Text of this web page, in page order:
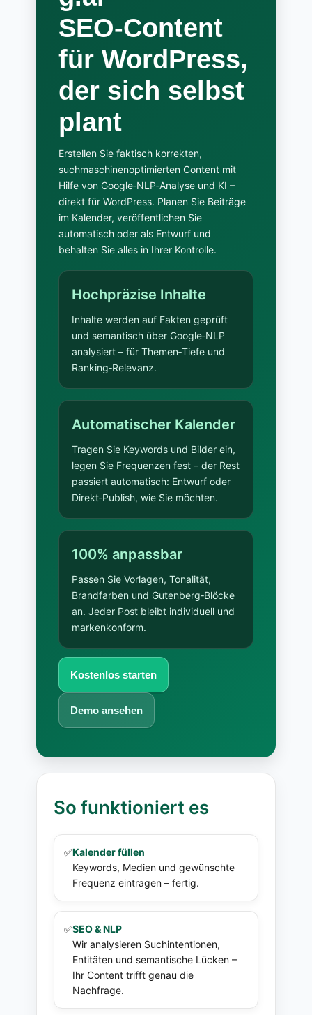
SEO‑Content
für WordPress,
der sich selbst
plant
Erstellen Sie faktisch korrekten,
suchmaschinenoptimierten Content mit
Hilfe von Google‑NLP‑Analyse und KI –
direkt für WordPress. Planen Sie Beiträge
im Kalender, veröffentlichen Sie
automatisch oder als Entwurf und
behalten Sie alles in Ihrer Kontrolle.
Hochpräzise Inhalte
Inhalte werden auf Fakten geprüft
und semantisch über Google‑NLP
analysiert – für Themen‑Tiefe und
Ranking‑Relevanz.
Automatischer Kalender
Tragen Sie Keywords und Bilder ein,
legen Sie Frequenzen fest – der Rest
passiert automatisch: Entwurf oder
Direkt‑Publish, wie Sie möchten.
100% anpassbar
Passen Sie Vorlagen, Tonalität,
Brandfarben und Gutenberg‑Blöcke
an. Jeder Post bleibt individuell und
markenkonform.
Kostenlos starten
Demo ansehen
So funktioniert es
✅Kalender füllen
Keywords, Medien und gewünschte
Frequenz eintragen – fertig.
✅SEO & NLP
Wir analysieren Suchintentionen,
Entitäten und semantische Lücken –
Ihr Content trifft genau die
Nachfrage.